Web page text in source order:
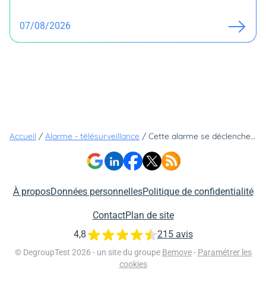
07/08/2026
Accueil / Alarme - télésurveillance / Cette alarme se déclenche avant même que le cambrioleur brise votre fenêtre
À proposDonnées personnellesPolitique de confidentialité
ContactPlan de site
© DegroupTest 2026 - un site du groupe Bemove - Paramétrer les
cookies
4,8 215 avis